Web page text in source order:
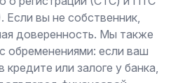
вы не собственник,
доверенность. Мы также
обременениями: если ваш
или залоге у банка,